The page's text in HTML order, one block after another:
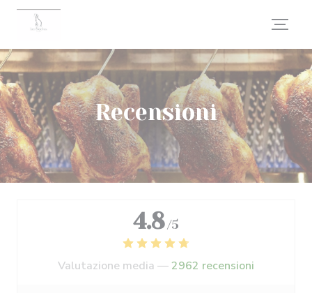
Personalizzazione delle tue scelte sui cookie
Recensioni
4.8 /5
Valutazione media —2962 recensioni